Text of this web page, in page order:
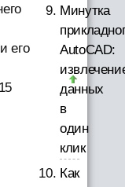
его
Минутка
AutoCAD:
данных
в
один
клик
Как